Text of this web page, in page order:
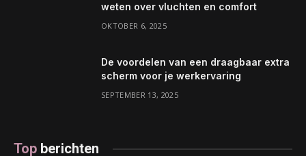
weten over vluchten en comfort
OKTOBER 6, 2025
De voordelen van een draagbaar extra
scherm voor je werkervaring
SEPTEMBER 13, 2025
Top berichten